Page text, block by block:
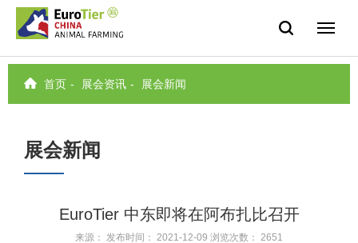
首页 - 展会资讯 - 展会新闻
展会新闻
EuroTier 中东即将在阿布扎比召开
来源： 发布时间： 2021-12-09 浏览次数： 2651